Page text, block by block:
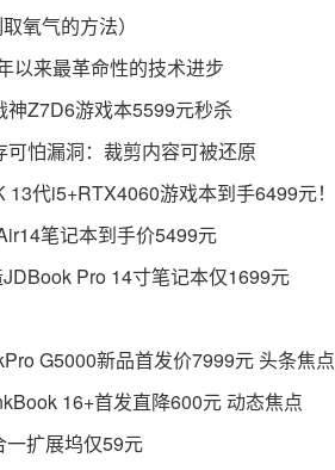
氧气的方法）
以来最革命性的技术进步
Z7D6游戏本5599元秒杀
怕漏洞：裁剪内容可被还原
代i5+RTX4060游戏本到手6499元！
笔记本到手价5499元
Pro 14寸笔记本仅1699元
G5000新品首发价7999元 头条焦点
16+首发直降600元 动态焦点
一扩展坞仅59元